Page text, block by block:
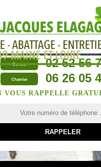
Bureau 02 52 56
Chantier 06 26 05
VOUS RAPPELLE